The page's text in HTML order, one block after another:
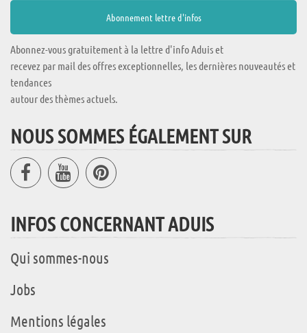
Abonnez-vous gratuitement à la lettre d'info Aduis et
recevez par mail des offres exceptionnelles, les dernières nouveautés et
tendances
autour des thèmes actuels.
NOUS SOMMES ÉGALEMENT SUR
INFOS CONCERNANT ADUIS
Qui sommes-nous
Jobs
Mentions légales